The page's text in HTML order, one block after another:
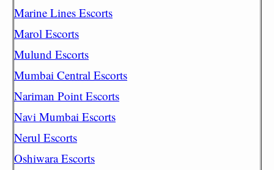
Marine Lines Escorts
Marol Escorts
Mulund Escorts
Mumbai Central Escorts
Nariman Point Escorts
Navi Mumbai Escorts
Nerul Escorts
Oshiwara Escorts